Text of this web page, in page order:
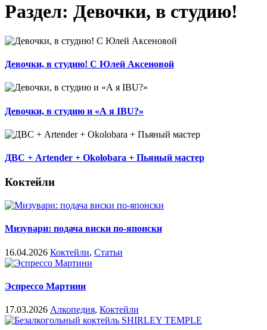
Раздел: Девочки, в студию!
Девочки, в студию! С Юлей Аксеновой
Девочки, в студию и «А я IBU?»
ДВС + Artender + Okolobara + Пьяный мастер
Коктейли
Мизувари: подача виски по-японски
16.04.2026 Коктейли, Статьи
Эспрессо Мартини
17.03.2026 Алкопедия, Коктейли